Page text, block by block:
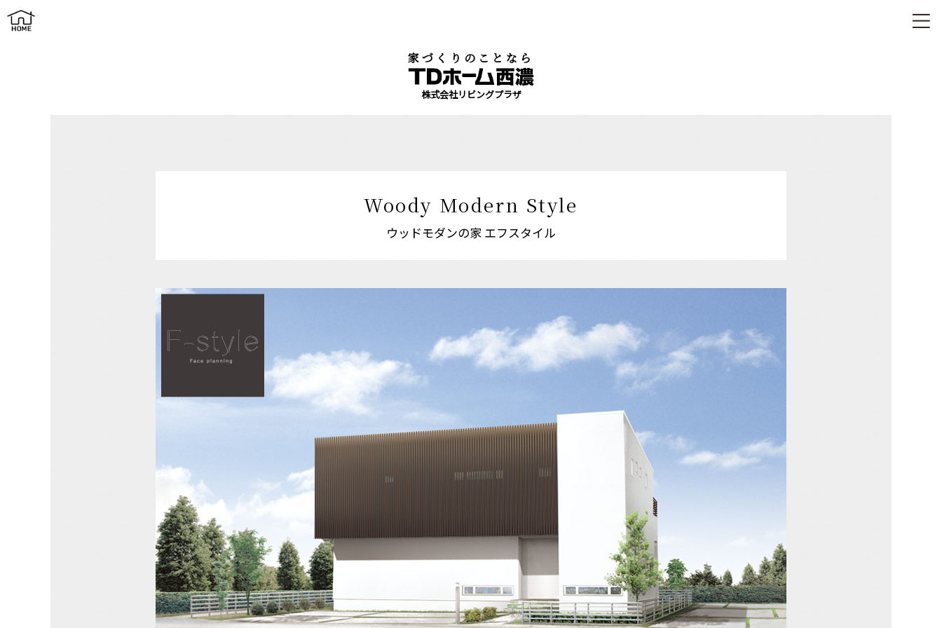
家づくりのことなら
株式会社リビングプラザ
Woody Modern Style
ウッドモダンの家 エフスタイル